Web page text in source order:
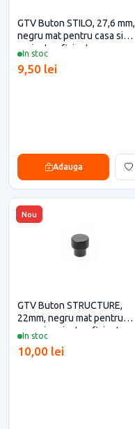
In stoc
GTV Buton STILO, 27,6 mm,
negru mat pentru casa si
proiecte eficiente
9,50 lei
Adauga
Nou
In stoc
GTV Buton STRUCTURE,
22mm, negru mat pentru
casa si proiecte eficiente
10,00 lei